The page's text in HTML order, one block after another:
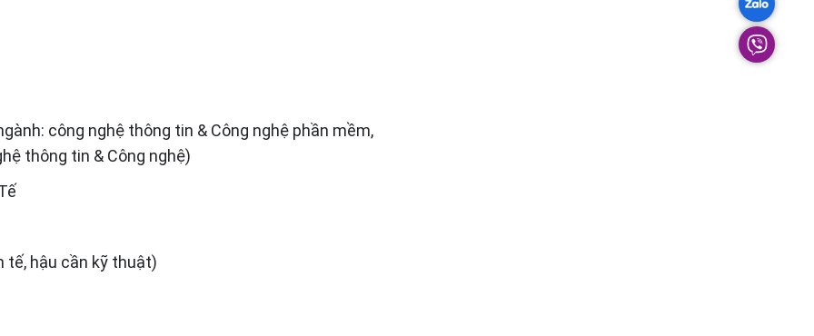
công nghệ thông tin & Công nghệ phần mềm,
thông tin & Công nghệ)
tế, hậu cần kỹ thuật)